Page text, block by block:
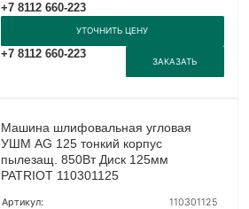
+7 8112 660-223
УТОЧНИТЬ ЦЕНУ
+7 8112 660-223
ЗАКАЗАТЬ
Машина шлифовальная угловая
УШМ AG 125 тонкий корпус
пылезащ. 850Вт Диск 125мм
PATRIOT 110301125
Артикул:
110301125